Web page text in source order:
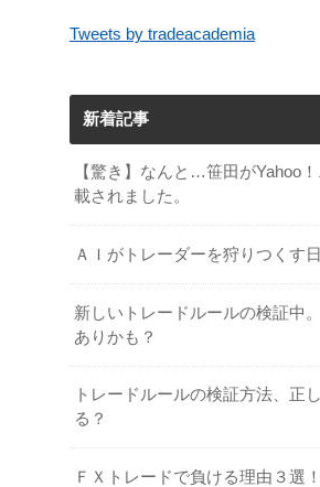
Tweets by tradeacademia
新着記事
【驚き】なんと…笹田がYahoo
載されました。
ＡＩがトレーダーを狩りつくす
新しいトレードルールの検証中
ありかも？
トレードルールの検証方法、正
る？
ＦＸトレードで負ける理由３選！